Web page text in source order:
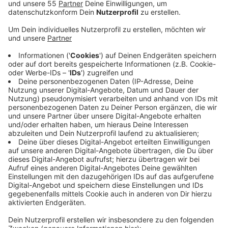
Anzeige
Die Maschinen starten vom Flughafen
Mönchengladbach aus. Der erste Flug ist am
kommenden Wochenende. Die freiwilligen Piloten
werden auf dem Hinflug in die Ukraine Medikamente
und medizinische Geräte an Bord haben. Auf dem
Rückweg sollen sie dann verletzte und kranke
Menschen mitbringen, die hier in Krankenhäusern
behandelt werden können. So kann zum Beispiel
Kriegsverletzten und Krebspatienten geholfen
werden. Die Hilfsflüge werden rein durch Spenden
finanziert. Besucher können sich am Samstag auf dem
Airport über die Aktion informieren und auch selber
spenden. Schirmherr ist Smudo von den Fantastischen
Vier, der als freiwilliger Pilot auch selbst bei der Aktion